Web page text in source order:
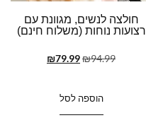
חולצה לנשים, מגוונת עם
רצועות נוחות (משלוח חינם)
₪94.99
₪79.99
הוספה לסל